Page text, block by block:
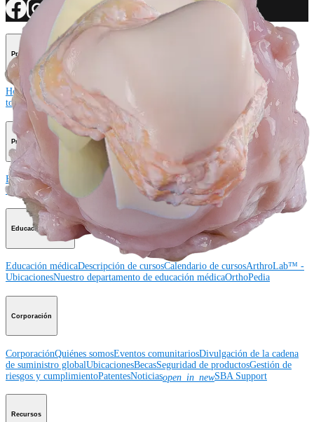
Procedimiento
Hombro Rodilla CodoMano y muñeca
tobillo Cadera Ortobiológicos Cirugía cardiotorácica Columna vertebral
Producto
HombroRodilla Mano y muñeca Pie y tobillo Cadera Ortobiológicos
Cirugía cardiotorácicaColumna vertebralImagen y resección
Educación médica
Educación médicaDescripción de cursosCalendario de cursosArthroLab™ -
UbicacionesNuestro departamento de educación médicaOrthoPedia
Corporación
CorporaciónQuiénes somosEventos comunitariosDivulgación de la cadena
de suministro globalUbicacionesBecasSeguridad de productosGestión de
riesgos y cumplimientoPatentesNoticiasopen_in_newSBA Support
Recursos